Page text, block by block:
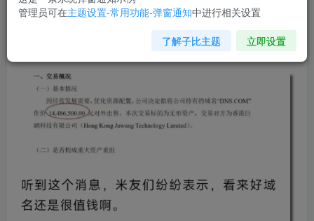
听到这个消息，域名从业人员欢呼雀跃，他们一致认为：域
名还是很有市场前景的、是很值钱的，域名能卖这么多钱。
管理员可在主题设置-常用功能-弹窗通知中进行相关设置
了解子比主题 立即设置